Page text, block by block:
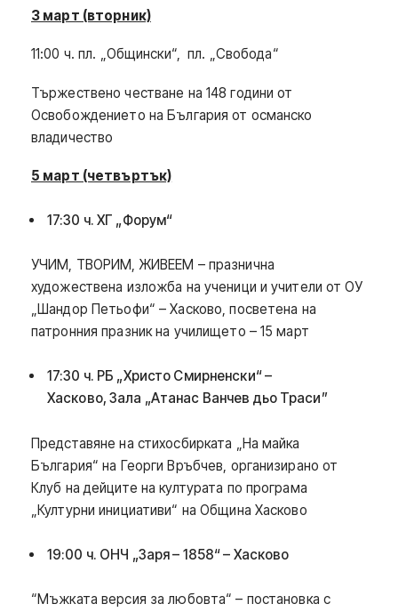
3 март (вторник)
11:00 ч. пл. „Общински“, пл. „Свобода“
Тържествено честване на 148 години от
Освобождението на България от османско
владичество
5 март (четвъртък)
17:30 ч. ХГ „Форум“
УЧИМ, ТВОРИМ, ЖИВЕЕМ – празнична
художествена изложба на ученици и учители от ОУ
„Шандор Петьофи“ – Хасково, посветена на
патронния празник на училището – 15 март
17:30 ч. РБ „Христо Смирненски“ –
Хасково, Зала „Атанас Ванчев дьо Траси”
Представяне на стихосбирката „На майка
България“ на Георги Връбчев, организирано от
Клуб на дейците на културата по програма
„Културни инициативи“ на Община Хасково
19:00 ч. ОНЧ „Заря – 1858“ – Хасково
“Мъжката версия за любовта“ – постановка с